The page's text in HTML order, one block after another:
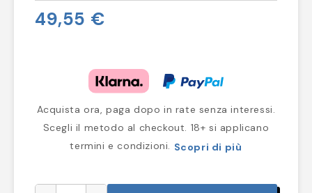
49,55 €
Acquista ora, paga dopo in rate senza interessi.
Scegli il metodo al checkout. 18+ si applicano
termini e condizioni. Scopri di più